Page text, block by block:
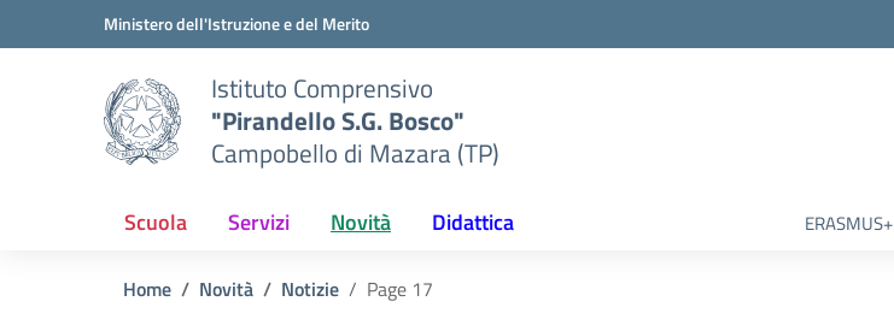
Vai ai contenuti
Vai al menu di navigazioneMinistero dell'Istruzione e del Merito
Istituto Comprensivo
"Pirandello S.G. Bosco"
Campobello di Mazara (TP)
Scuola Servizi Novità Didattica ERASMUS+
Home Novità Notizie Page 17